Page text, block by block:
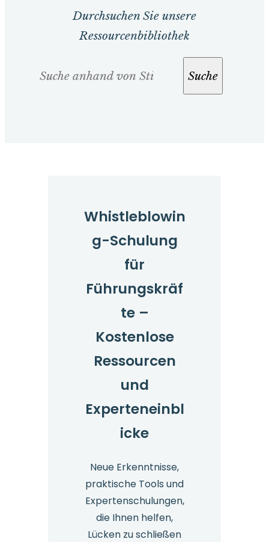
Durchsuchen Sie unsere
Ressourcenbibliothek
Suche
Whistleblowin
g-Schulung
für
Führungskräf
te –
Kostenlose
Ressourcen
und
Experteneinbl
icke
Neue Erkenntnisse,
praktische Tools und
Expertenschulungen,
die Ihnen helfen,
Lücken zu schließen